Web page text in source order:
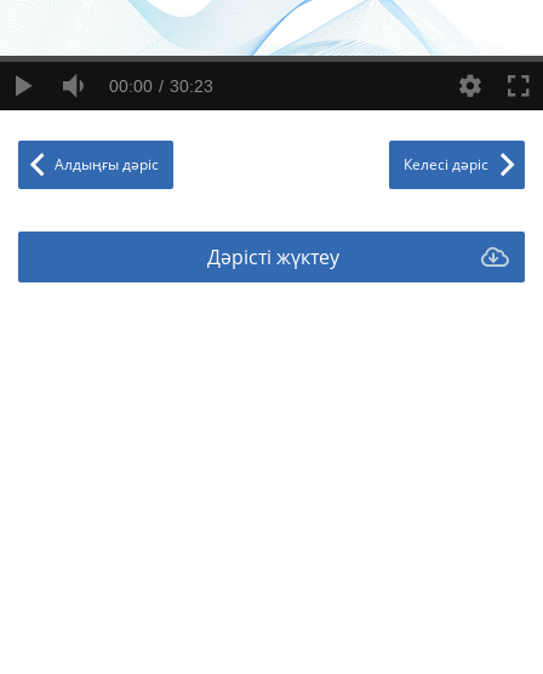
00:00 30:23
Алдыңғы дәріс Келесі дәріс
Дәрісті жүктеу